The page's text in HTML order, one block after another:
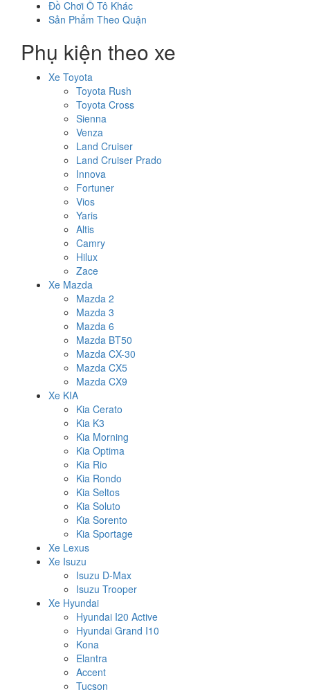
Đồ Chơi Ô Tô Khác
Sản Phẩm Theo Quận
Phụ kiện theo xe
Xe Toyota
Toyota Rush
Toyota Cross
Sienna
Venza
Land Cruiser
Land Cruiser Prado
Innova
Fortuner
Vios
Yaris
Altis
Camry
Hilux
Zace
Xe Mazda
Mazda 2
Mazda 3
Mazda 6
Mazda BT50
Mazda CX-30
Mazda CX5
Mazda CX9
Xe KIA
Kia Cerato
Kia K3
Kia Morning
Kia Optima
Kia Rio
Kia Rondo
Kia Seltos
Kia Soluto
Kia Sorento
Kia Sportage
Xe Lexus
Xe Isuzu
Isuzu D-Max
Isuzu Trooper
Xe Hyundai
Hyundai I20 Active
Hyundai Grand I10
Kona
Elantra
Accent
Tucson